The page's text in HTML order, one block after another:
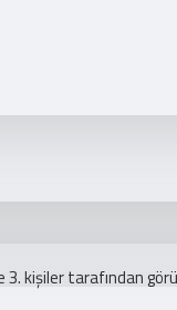
3. kişiler tarafından